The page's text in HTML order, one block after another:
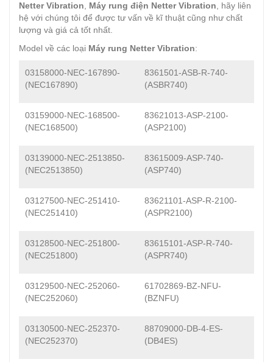
Netter Vibration
Máy rung điện Netter Vibration , hãy liên
hệ với chúng tôi để được tư vấn về kĩ thuật cũng như chất
lượng và giá cả tốt nhất.
Model về các loại Máy rung Netter Vibration:
03158000-NEC-167890-
(NEC167890)
8361501-ASB-R-740-
(ASBR740)
03159000-NEC-168500-
(NEC168500)
83621013-ASP-2100-
(ASP2100)
03139000-NEC-2513850-
(NEC2513850)
83615009-ASP-740-
(ASP740)
03127500-NEC-251410-
(NEC251410)
83621101-ASP-R-2100-
(ASPR2100)
03128500-NEC-251800-
(NEC251800)
83615101-ASP-R-740-
(ASPR740)
03129500-NEC-252060-
(NEC252060)
61702869-BZ-NFU-
(BZNFU)
03130500-NEC-252370-
(NEC252370)
88709000-DB-4-ES-
(DB4ES)